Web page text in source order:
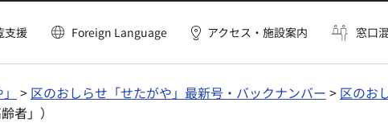
支援 Foreign Language アクセス・施設案内 窓口
> 区のおしらせ「せたがや」最新号・バックナンバー > 区のお
者」）